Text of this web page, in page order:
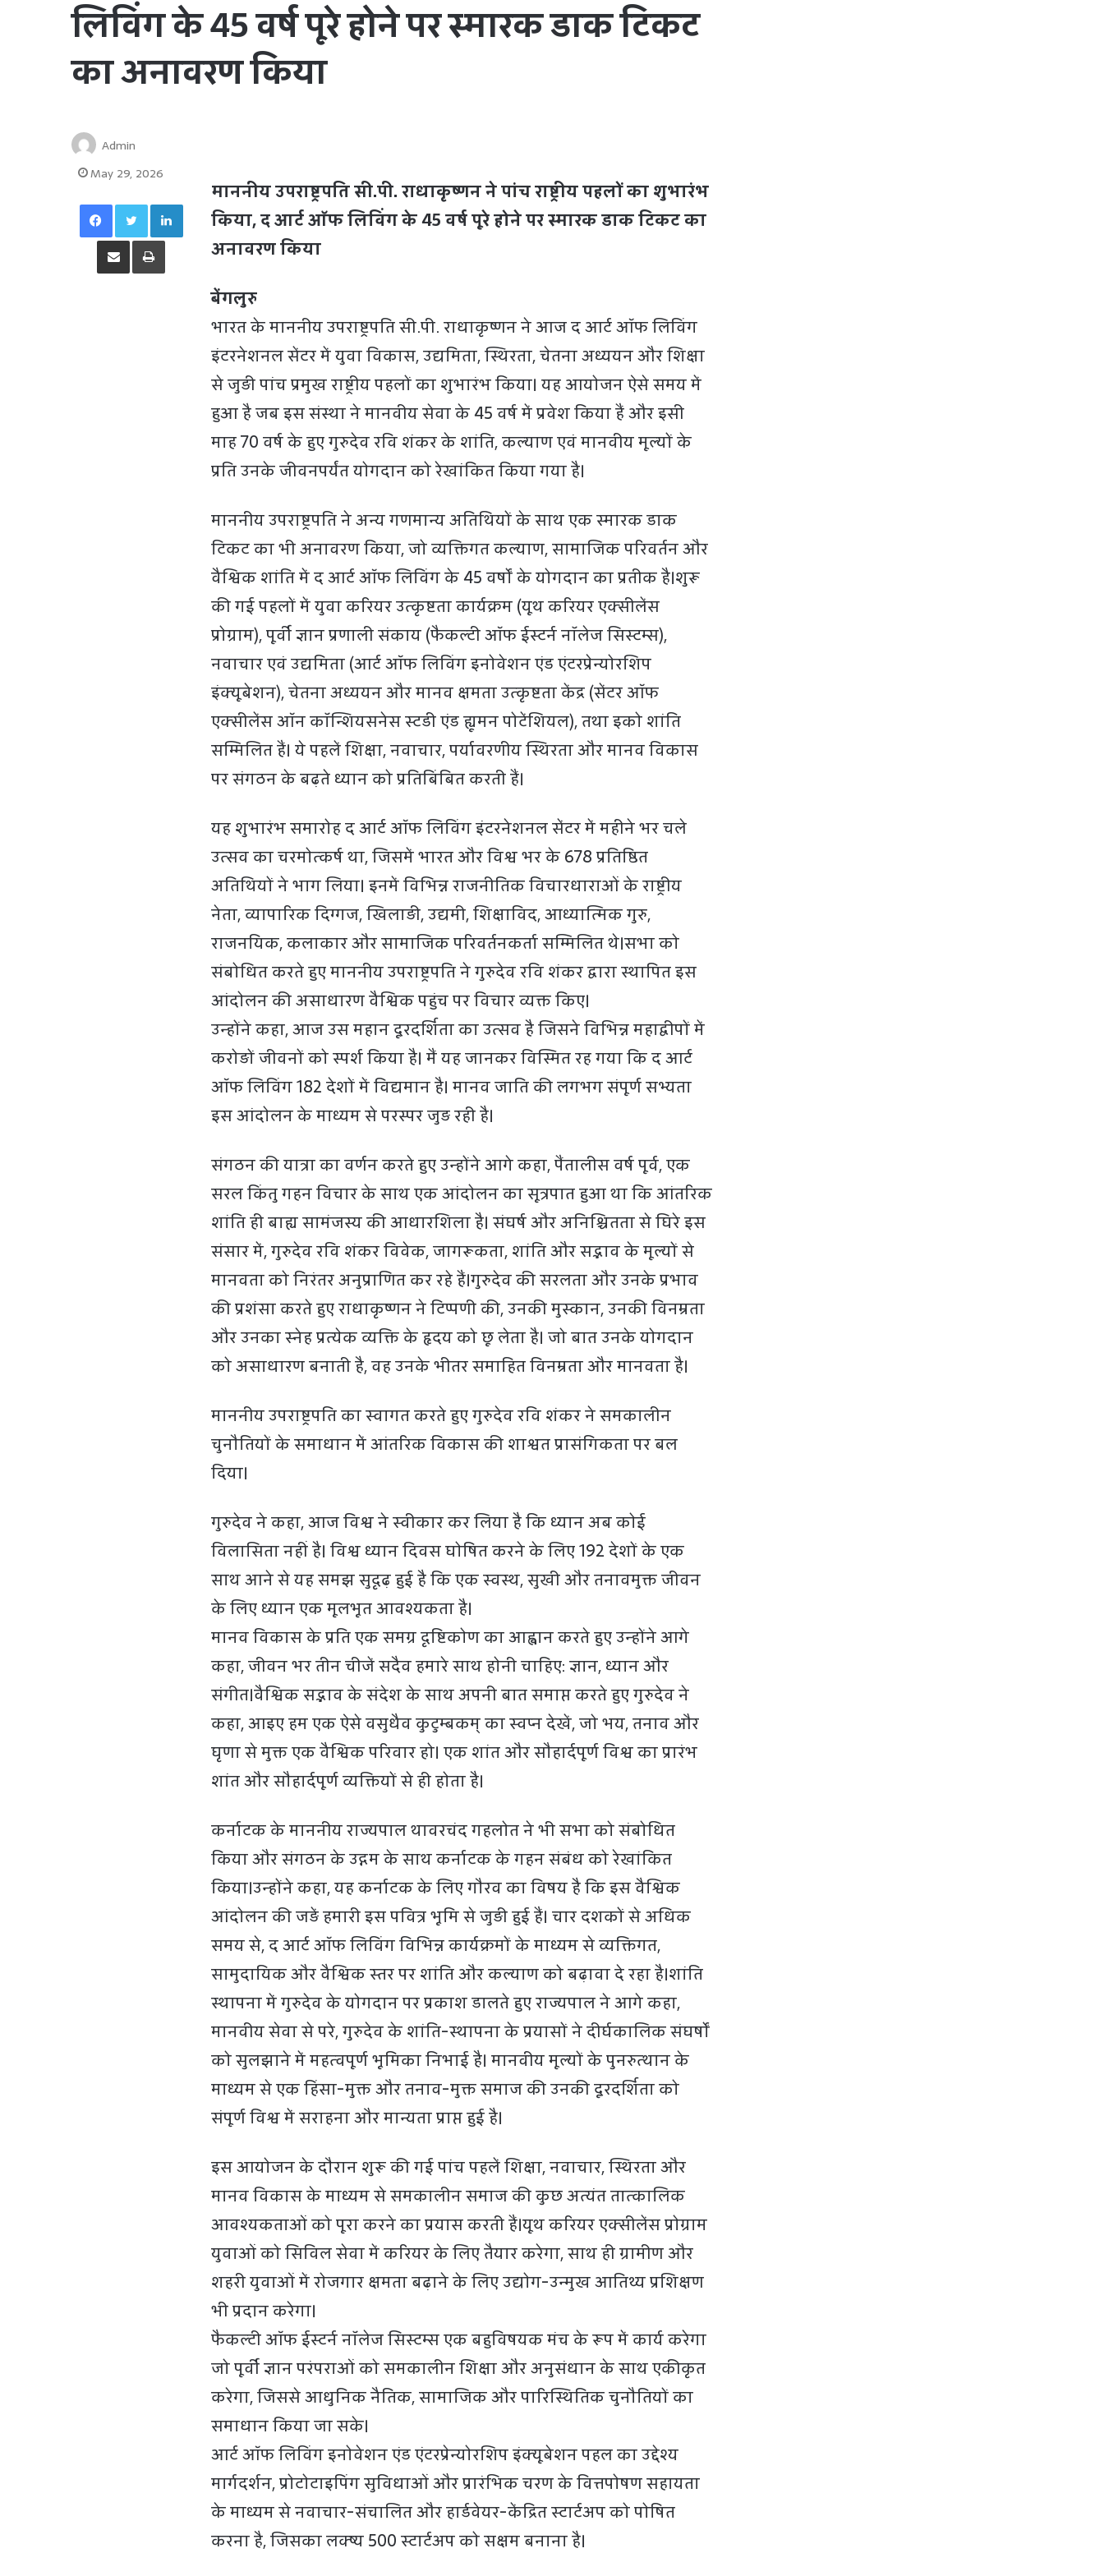
लिविंग के 45 वर्ष पूरे होने पर स्मारक डाक टिकट
का अनावरण किया
माननीय उपराष्ट्रपति सी.पी. राधाकृष्णन ने पांच राष्ट्रीय पहलों का शुभारंभ
किया, द आर्ट ऑफ लिविंग के 45 वर्ष पूरे होने पर स्मारक डाक टिकट का
अनावरण किया
बेंगलुरु
भारत के माननीय उपराष्ट्रपति सी.पी. राधाकृष्णन ने आज द आर्ट ऑफ लिविंग
इंटरनेशनल सेंटर में युवा विकास, उद्यमिता, स्थिरता, चेतना अध्ययन और शिक्षा
से जुड़ी पांच प्रमुख राष्ट्रीय पहलों का शुभारंभ किया। यह आयोजन ऐसे समय में
हुआ है जब इस संस्था ने मानवीय सेवा के 45 वर्ष में प्रवेश किया हैं और इसी
माह 70 वर्ष के हुए गुरुदेव रवि शंकर के शांति, कल्याण एवं मानवीय मूल्यों के
प्रति उनके जीवनपर्यंत योगदान को रेखांकित किया गया है।
माननीय उपराष्ट्रपति ने अन्य गणमान्य अतिथियों के साथ एक स्मारक डाक
टिकट का भी अनावरण किया, जो व्यक्तिगत कल्याण, सामाजिक परिवर्तन और
वैश्विक शांति में द आर्ट ऑफ लिविंग के 45 वर्षों के योगदान का प्रतीक है।शुरू
की गई पहलों में युवा करियर उत्कृष्टता कार्यक्रम (यूथ करियर एक्सीलेंस
प्रोग्राम), पूर्वी ज्ञान प्रणाली संकाय (फैकल्टी ऑफ ईस्टर्न नॉलेज सिस्टम्स),
नवाचार एवं उद्यमिता (आर्ट ऑफ लिविंग इनोवेशन एंड एंटरप्रेन्योरशिप
इंक्यूबेशन), चेतना अध्ययन और मानव क्षमता उत्कृष्टता केंद्र (सेंटर ऑफ
एक्सीलेंस ऑन कॉन्शियसनेस स्टडी एंड ह्यूमन पोटेंशियल), तथा इको शांति
सम्मिलित हैं। ये पहलें शिक्षा, नवाचार, पर्यावरणीय स्थिरता और मानव विकास
पर संगठन के बढ़ते ध्यान को प्रतिबिंबित करती हैं।
यह शुभारंभ समारोह द आर्ट ऑफ लिविंग इंटरनेशनल सेंटर में महीने भर चले
उत्सव का चरमोत्कर्ष था, जिसमें भारत और विश्व भर के 678 प्रतिष्ठित
अतिथियों ने भाग लिया। इनमें विभिन्न राजनीतिक विचारधाराओं के राष्ट्रीय
नेता, व्यापारिक दिग्गज, खिलाड़ी, उद्यमी, शिक्षाविद, आध्यात्मिक गुरु,
राजनयिक, कलाकार और सामाजिक परिवर्तनकर्ता सम्मिलित थे।सभा को
संबोधित करते हुए माननीय उपराष्ट्रपति ने गुरुदेव रवि शंकर द्वारा स्थापित इस
आंदोलन की असाधारण वैश्विक पहुंच पर विचार व्यक्त किए।
उन्होंने कहा, आज उस महान दूरदर्शिता का उत्सव है जिसने विभिन्न महाद्वीपों में
करोड़ों जीवनों को स्पर्श किया है। मैं यह जानकर विस्मित रह गया कि द आर्ट
ऑफ लिविंग 182 देशों में विद्यमान है। मानव जाति की लगभग संपूर्ण सभ्यता
इस आंदोलन के माध्यम से परस्पर जुड़ रही है।
संगठन की यात्रा का वर्णन करते हुए उन्होंने आगे कहा, पैंतालीस वर्ष पूर्व, एक
सरल किंतु गहन विचार के साथ एक आंदोलन का सूत्रपात हुआ था कि आंतरिक
शांति ही बाह्य सामंजस्य की आधारशिला है। संघर्ष और अनिश्चितता से घिरे इस
संसार में, गुरुदेव रवि शंकर विवेक, जागरूकता, शांति और सद्भाव के मूल्यों से
मानवता को निरंतर अनुप्राणित कर रहे हैं।गुरुदेव की सरलता और उनके प्रभाव
की प्रशंसा करते हुए राधाकृष्णन ने टिप्पणी की, उनकी मुस्कान, उनकी विनम्रता
और उनका स्नेह प्रत्येक व्यक्ति के हृदय को छू लेता है। जो बात उनके योगदान
को असाधारण बनाती है, वह उनके भीतर समाहित विनम्रता और मानवता है।
माननीय उपराष्ट्रपति का स्वागत करते हुए गुरुदेव रवि शंकर ने समकालीन
चुनौतियों के समाधान में आंतरिक विकास की शाश्वत प्रासंगिकता पर बल
दिया।
गुरुदेव ने कहा, आज विश्व ने स्वीकार कर लिया है कि ध्यान अब कोई
विलासिता नहीं है। विश्व ध्यान दिवस घोषित करने के लिए 192 देशों के एक
साथ आने से यह समझ सुदृढ़ हुई है कि एक स्वस्थ, सुखी और तनावमुक्त जीवन
के लिए ध्यान एक मूलभूत आवश्यकता है।
मानव विकास के प्रति एक समग्र दृष्टिकोण का आह्वान करते हुए उन्होंने आगे
कहा, जीवन भर तीन चीजें सदैव हमारे साथ होनी चाहिए: ज्ञान, ध्यान और
संगीत।वैश्विक सद्भाव के संदेश के साथ अपनी बात समाप्त करते हुए गुरुदेव ने
कहा, आइए हम एक ऐसे वसुधैव कुटुम्बकम् का स्वप्न देखें, जो भय, तनाव और
घृणा से मुक्त एक वैश्विक परिवार हो। एक शांत और सौहार्दपूर्ण विश्व का प्रारंभ
शांत और सौहार्दपूर्ण व्यक्तियों से ही होता है।
कर्नाटक के माननीय राज्यपाल थावरचंद गहलोत ने भी सभा को संबोधित
किया और संगठन के उद्गम के साथ कर्नाटक के गहन संबंध को रेखांकित
किया।उन्होंने कहा, यह कर्नाटक के लिए गौरव का विषय है कि इस वैश्विक
आंदोलन की जड़ें हमारी इस पवित्र भूमि से जुड़ी हुई हैं। चार दशकों से अधिक
समय से, द आर्ट ऑफ लिविंग विभिन्न कार्यक्रमों के माध्यम से व्यक्तिगत,
सामुदायिक और वैश्विक स्तर पर शांति और कल्याण को बढ़ावा दे रहा है।शांति
स्थापना में गुरुदेव के योगदान पर प्रकाश डालते हुए राज्यपाल ने आगे कहा,
मानवीय सेवा से परे, गुरुदेव के शांति-स्थापना के प्रयासों ने दीर्घकालिक संघर्षों
को सुलझाने में महत्वपूर्ण भूमिका निभाई है। मानवीय मूल्यों के पुनरुत्थान के
माध्यम से एक हिंसा-मुक्त और तनाव-मुक्त समाज की उनकी दूरदर्शिता को
संपूर्ण विश्व में सराहना और मान्यता प्राप्त हुई है।
इस आयोजन के दौरान शुरू की गई पांच पहलें शिक्षा, नवाचार, स्थिरता और
मानव विकास के माध्यम से समकालीन समाज की कुछ अत्यंत तात्कालिक
आवश्यकताओं को पूरा करने का प्रयास करती हैं।यूथ करियर एक्सीलेंस प्रोग्राम
युवाओं को सिविल सेवा में करियर के लिए तैयार करेगा, साथ ही ग्रामीण और
शहरी युवाओं में रोजगार क्षमता बढ़ाने के लिए उद्योग-उन्मुख आतिथ्य प्रशिक्षण
भी प्रदान करेगा।
फैकल्टी ऑफ ईस्टर्न नॉलेज सिस्टम्स एक बहुविषयक मंच के रूप में कार्य करेगा
जो पूर्वी ज्ञान परंपराओं को समकालीन शिक्षा और अनुसंधान के साथ एकीकृत
करेगा, जिससे आधुनिक नैतिक, सामाजिक और पारिस्थितिक चुनौतियों का
समाधान किया जा सके।
आर्ट ऑफ लिविंग इनोवेशन एंड एंटरप्रेन्योरशिप इंक्यूबेशन पहल का उद्देश्य
मार्गदर्शन, प्रोटोटाइपिंग सुविधाओं और प्रारंभिक चरण के वित्तपोषण सहायता
के माध्यम से नवाचार-संचालित और हार्डवेयर-केंद्रित स्टार्टअप को पोषित
करना है, जिसका लक्ष्य 500 स्टार्टअप को सक्षम बनाना है।
Admin
May 29, 2026
Facebook Twitter LinkedIn
Share via Email Print